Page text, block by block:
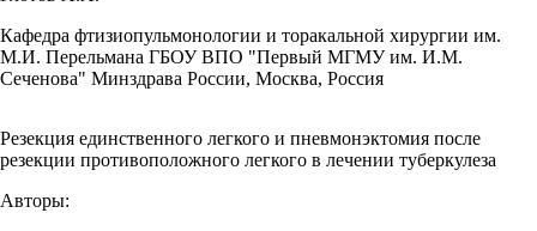
Кафедра фтизиопульмонологии и торакальной хирургии им.
М.И. Перельмана ГБОУ ВПО "Первый МГМУ им. И.М.
Сеченова" Минздрава России, Москва, Россия
Резекция единственного легкого и пневмонэктомия после
резекции противоположного легкого в лечении туберкулеза
Авторы: